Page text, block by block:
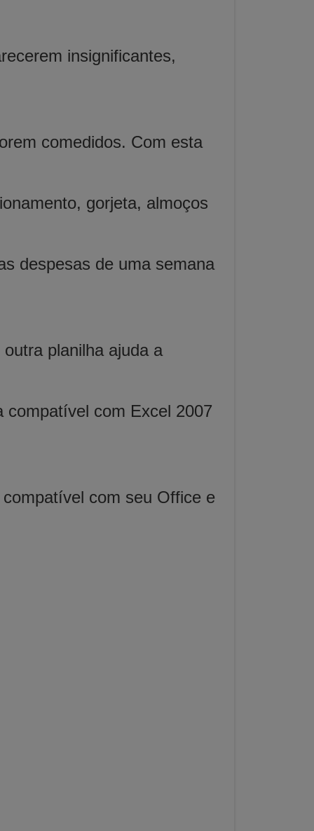
insignificantes,
comedidos. Com esta
gorjeta, almoços
despesas de uma semana
planilha ajuda a
compatível com Excel 2007
com seu Office e